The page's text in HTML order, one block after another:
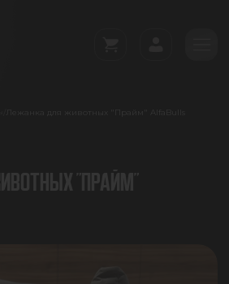
Лежанка для животных "Прайм" AlfaBulls
"ПРАЙМ"